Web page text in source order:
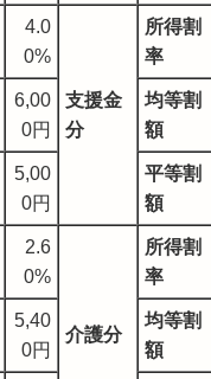
4.0
0%
支援金
分
所得割
率
6,00
0円
均等割
額
5,00
0円
平等割
額
2.6
0%
介護分
所得割
率
5,40
0円
均等割
額